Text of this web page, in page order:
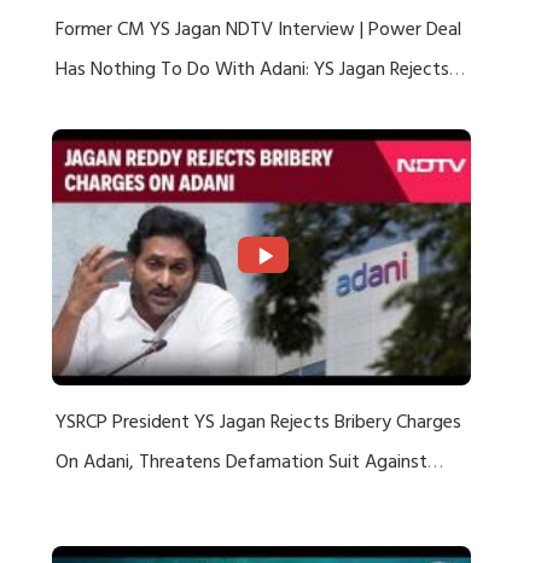
Former CM YS Jagan NDTV Interview | Power Deal
Has Nothing To Do With Adani: YS Jagan Rejects
YSRCP President YS Jagan Rejects Bribery Charges
On Adani, Threatens Defamation Suit Against